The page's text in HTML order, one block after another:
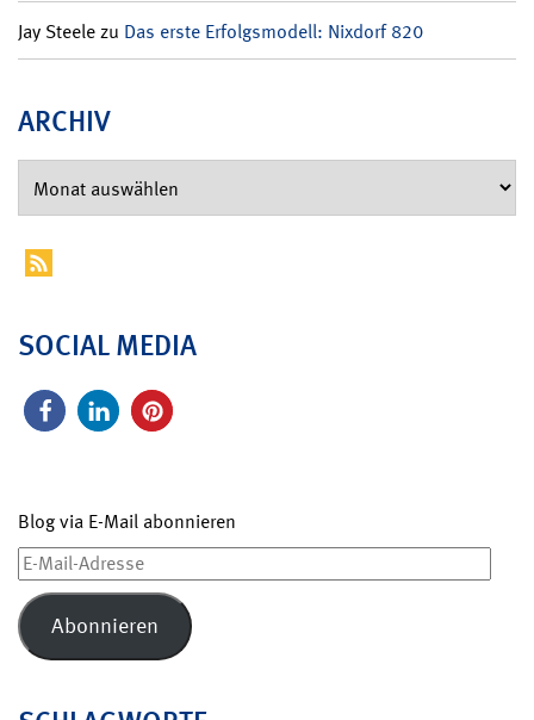
Jay Steelezu Das erste Erfolgsmodell: Nixdorf 820
ARCHIV
SOCIAL MEDIA
Blog via E-Mail abonnieren
E-
Mail-
Adresse
Abonnieren